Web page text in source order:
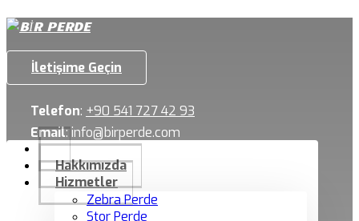
İletişime Geçin
Telefon: +90 541 727 42 93
Email:info@birperde.com
Hakkımızda
Hizmetler
Zebra Perde
Stor Perde